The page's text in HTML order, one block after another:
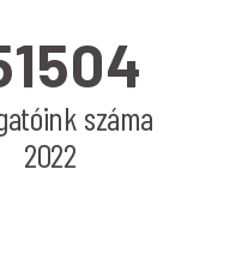
száma
2022